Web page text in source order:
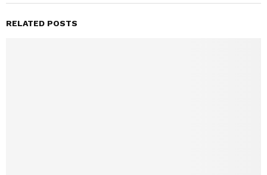
RELATED POSTS